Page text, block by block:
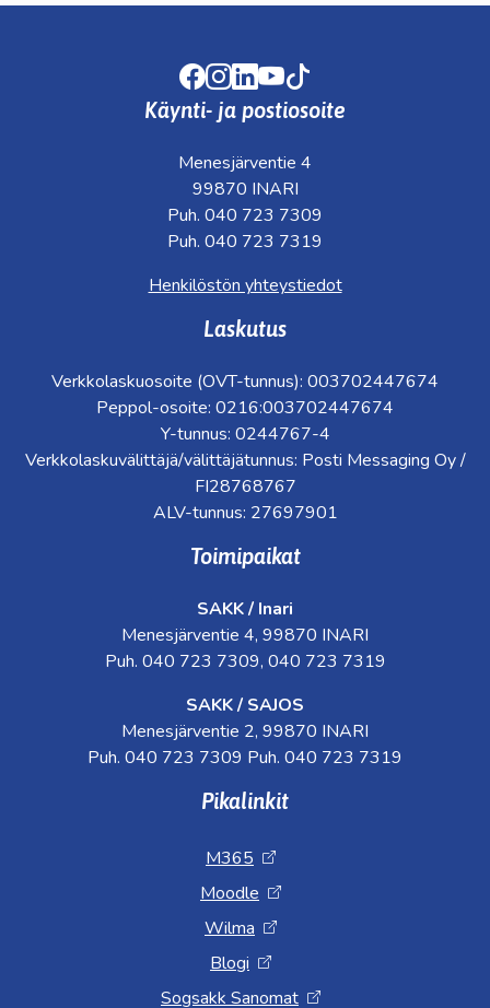
Facebook
Instagram
LinkedIn
Youtube
Käynti- ja postiosoite
Menesjärventie 4
99870 INARI
Puh. 040 723 7309
Puh. 040 723 7319
Henkilöstön yhteystiedot
Laskutus
Verkkolaskuosoite (OVT-tunnus): 003702447674
Peppol-osoite: 0216:003702447674
Y-tunnus: 0244767-4
Verkkolaskuvälittäjä/välittäjätunnus: Posti Messaging Oy /
FI28768767
ALV-tunnus: 27697901
Toimipaikat
SAKK / Inari
Menesjärventie 4, 99870 INARI
Puh. 040 723 7309, 040 723 7319
SAKK / SAJOS
Menesjärventie 2, 99870 INARI
Puh. 040 723 7309 Puh. 040 723 7319
Pikalinkit
M365
Moodle
Wilma
Blogi
Sogsakk Sanomat